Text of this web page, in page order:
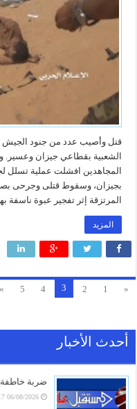
قتل وأصيب عدد من جنود الجيش
الشعبية بقطاعي جيزان
المجاهدين افشلت عملية تسلل
بجيزان، وسقوط قتلى وجرحى
المرتزقة إثر تفجير عبوة ناسفة
المزيد
«
1
2
3
4
5
»
أحدث الأخبار
ضربة
06/08/2026 00:17